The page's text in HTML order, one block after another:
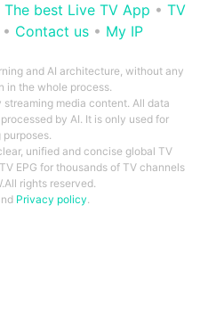
The best Live TV App • TV
Contact us• My IP
and AI architecture, without any
in the whole process.
media content. All data
by AI. It is only used for
unified and concise global TV
EPG for thousands of TV channels
rights reserved.
Privacy policy.